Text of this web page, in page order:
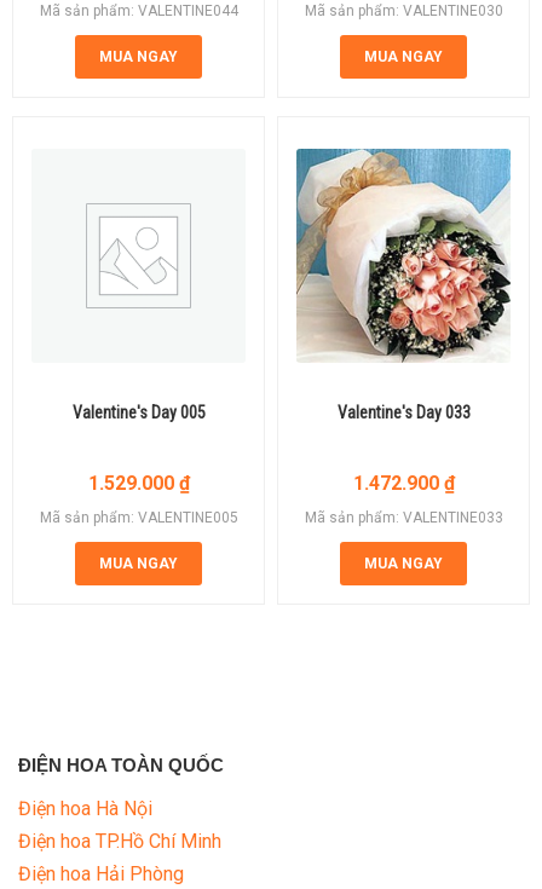
Mã sản phẩm: VALENTINE044
MUA NGAY
Mã sản phẩm: VALENTINE030
MUA NGAY
Valentine's Day 005
1.529.000 ₫
Mã sản phẩm: VALENTINE005
MUA NGAY
Valentine's Day 033
1.472.900 ₫
Mã sản phẩm: VALENTINE033
MUA NGAY
ĐIỆN HOA TOÀN QUỐC
Điện hoa Hà Nội
Điện hoa TP.Hồ Chí Minh
Điện hoa Hải Phòng